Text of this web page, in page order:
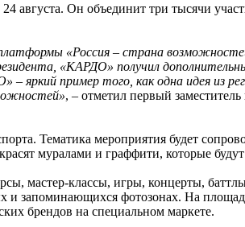
августа. Он объединит три тысячи
«Россия – страна
«КАРДО» получил
пример того, как одна идея из
, – отметил первый
Тематика мероприятия будет
муралами и граффити, которые
мастер-классы, игры, концерты,
и запоминающихся фотозонах. На
брендов на специальном маркете.